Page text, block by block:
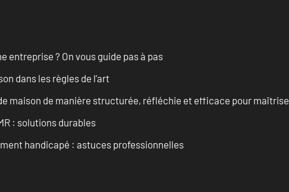
entreprise ? On vous guide pas à pas
dans les règles de l’art
maison de manière structurée, réfléchie et efficace pour
: solutions durables
handicapé : astuces professionnelles